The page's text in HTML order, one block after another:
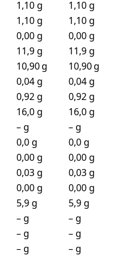
1,10 g
1,10 g
1,10 g
1,10 g
0,00 g
0,00 g
11,9 g
11,9 g
10,90 g
10,90 g
0,04 g
0,04 g
0,92 g
0,92 g
16,0 g
16,0 g
– g
– g
0,0 g
0,0 g
0,00 g
0,00 g
0,03 g
0,03 g
0,00 g
0,00 g
5,9 g
5,9 g
– g
– g
– g
– g
– g
– g